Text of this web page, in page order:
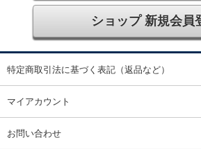
ショップ 新規会員
特定商取引法に基づく表記（返品など）
マイアカウント
お問い合わせ